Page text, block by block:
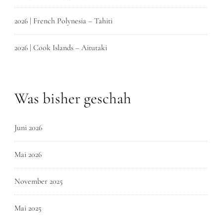
2026 | French Polynesia – Tahiti
2026 | Cook Islands – Aitutaki
Was bisher geschah
Juni 2026
Mai 2026
November 2025
Mai 2025